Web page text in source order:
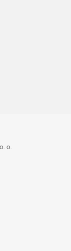
o.